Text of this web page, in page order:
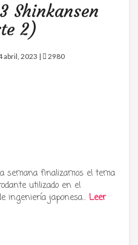
Shinkansen
2)
abril, 2023 | 2980
semana finalizamos el tema
utilizado en el
ingeniería japonesa… Leer